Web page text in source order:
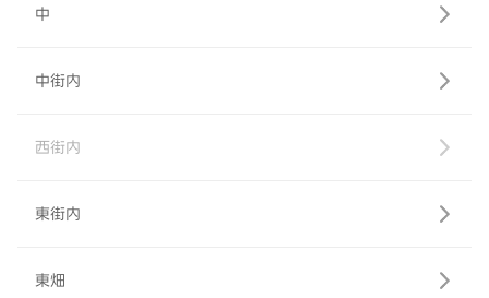
中
中街内
西街内
東街内
東畑